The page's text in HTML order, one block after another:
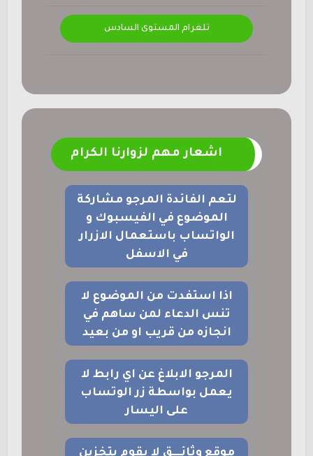
تلغرام المستوى السادس
اشعار مهم لزوارنا الكرام
لتعم الفائدة المرجو مشاركة
الموضوع في الفيسبوك و
الواتساب باستعمال الازرار
في الاسفل
اذا استفدت من الموضوع لا
تنس الدعاء لمن ساهم في
انجازه من قريب او من بعيد
المرجو الابلاغ عن اي رابط لا
يعمل بواسطة زر الوتساب
على اليسار
موقع وثائــــق لا يقوم بتخزين